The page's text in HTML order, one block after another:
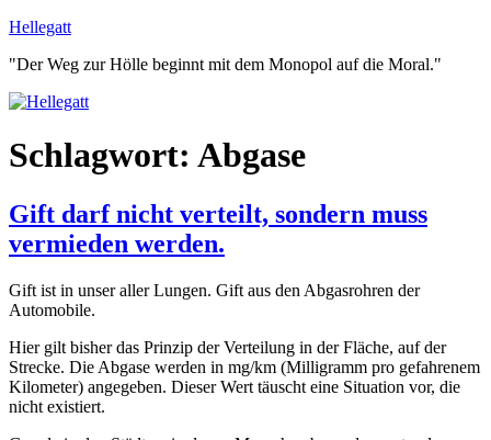
Zum
springen
Hellegatt
"Der Weg zur Hölle beginnt mit dem Monopol auf die Moral."
Schlagwort: Abgase
Gift darf nicht verteilt, sondern muss
vermieden werden.
Gift ist in unser aller Lungen. Gift aus den Abgasrohren der
Automobile.
Hier gilt bisher das Prinzip der Verteilung in der Fläche, auf der
Strecke. Die Abgase werden in mg/km (Milligramm pro gefahrenem
Kilometer) angegeben. Dieser Wert täuscht eine Situation vor, die
nicht existiert.